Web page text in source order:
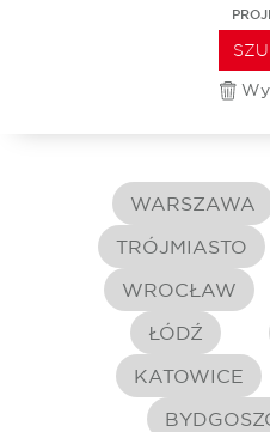
WARSZAWA
TRÓJMIASTO
WROCŁAW
ŁÓDŹ
KATOWICE